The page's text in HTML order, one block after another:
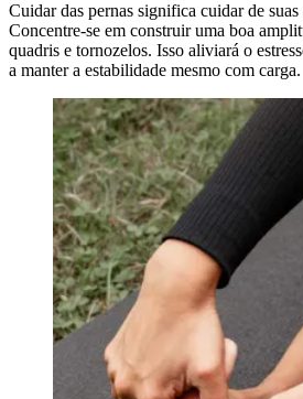
Cuidar das pernas significa cuidar de
Concentre-se em construir uma boa
quadris e tornozelos. Isso aliviará o
a manter a estabilidade mesmo com carga.